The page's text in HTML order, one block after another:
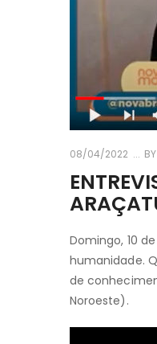
08/04/2022 BY
Domingo, 10
humanidade.
de
Noroeste).